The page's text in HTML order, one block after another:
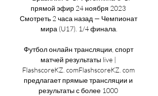
прямой эфир 24 ноября 2023
Смотреть 2 часа назад — Чемпионат
мира (U17). 1/4 финала.
Футбол онлайн трансляции, спорт
матчей результаты live |
FlashscoreKZ. comFlashscoreKZ. com
предлагает прямые трансляции и
результаты с более 1000